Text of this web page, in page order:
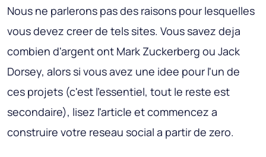
Nous ne parlerons pas des raisons pour lesquelles
vous devez creer de tels sites. Vous savez deja
combien d'argent ont Mark Zuckerberg ou Jack
Dorsey, alors si vous avez une idee pour l'un de
ces projets (c'est l'essentiel, tout le reste est
secondaire), lisez l'article et commencez a
construire votre reseau social a partir de zero.